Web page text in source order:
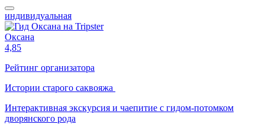
индивидуальная
Оксана
4,85
Рейтинг организатора
Истории старого саквояжа
Интерактивная экскурсия и чаепитие с гидом-потомком
дворянского рода